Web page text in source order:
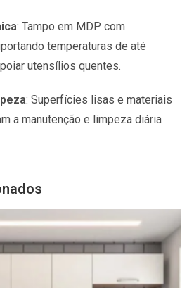
:Tampo em MDP com
temperaturas de até
utensílios quentes.
:Superfícies lisas e materiais
a manutenção e limpeza diária